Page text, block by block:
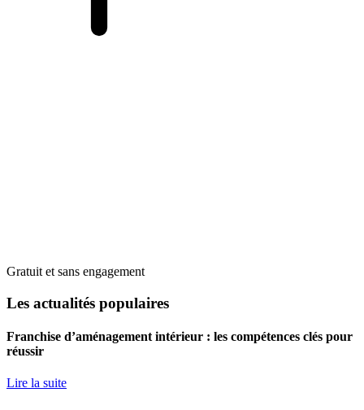
Gratuit et sans engagement
Les actualités populaires
Franchise d’aménagement intérieur : les compétences clés pour
réussir
Lire la suite